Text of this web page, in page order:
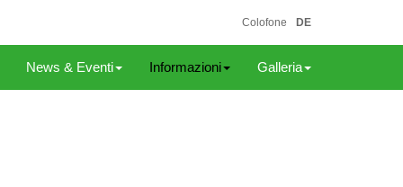
News & Eventi Informazioni Galleria
Colofone DE